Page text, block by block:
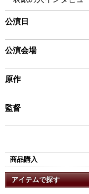
公演日
公演会場
原作
監督
商品購入
アイテムで探す